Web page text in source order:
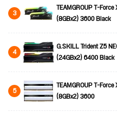
3
TEAMGROUP T-
(8GBx2) 3600 Black
4
G.SKILL Trident Z5
(24GBx2) 6400 Black
5
TEAMGROUP T-
(8GBx2) 3600